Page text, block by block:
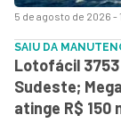
5 de agosto de 2026 -
SAIU DA
Lotofácil
Sudeste;
atinge R$ 150